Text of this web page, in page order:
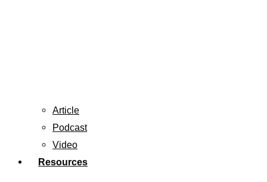
Article
Podcast
Video
Resources